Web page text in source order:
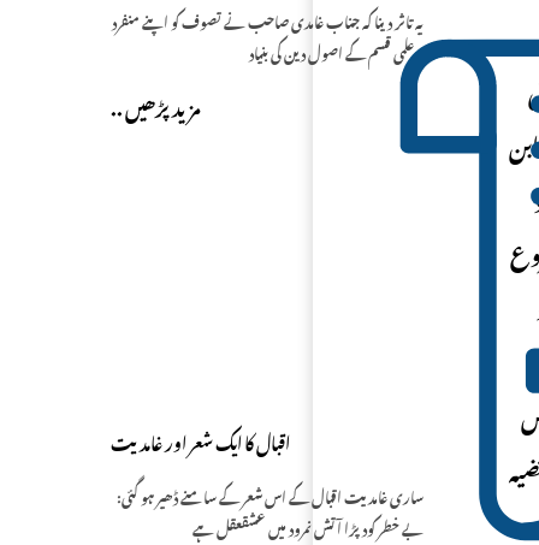
یہ تاثر دینا کہ جناب غامدی صاحب نے تصوف کو اپنے منفرد
و علمی قسم کے اصول دین کی بنیاد
.. مزید پڑھیں
اقبال کا ایک شعر اور غامدیت
ساری غامدیت اقبال کے اس شعر کے سامنے ڈھیر ہو گئی:
بے خطر کود پڑا آتش نمرود میں عشقعقل ہے
اپنی